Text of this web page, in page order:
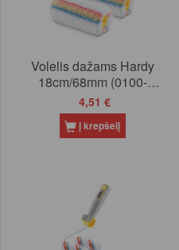
Volelis dažams Hardy
18cm/68mm (0100-
226818)
4,51 €
Į krepšelį